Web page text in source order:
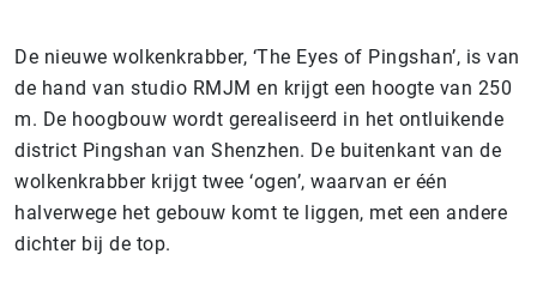
De nieuwe wolkenkrabber, ‘The Eyes of Pingshan’, is van
de hand van studio RMJM en krijgt een hoogte van 250
m. De hoogbouw wordt gerealiseerd in het ontluikende
district Pingshan van Shenzhen. De buitenkant van de
wolkenkrabber krijgt twee ‘ogen’, waarvan er één
halverwege het gebouw komt te liggen, met een andere
dichter bij de top.